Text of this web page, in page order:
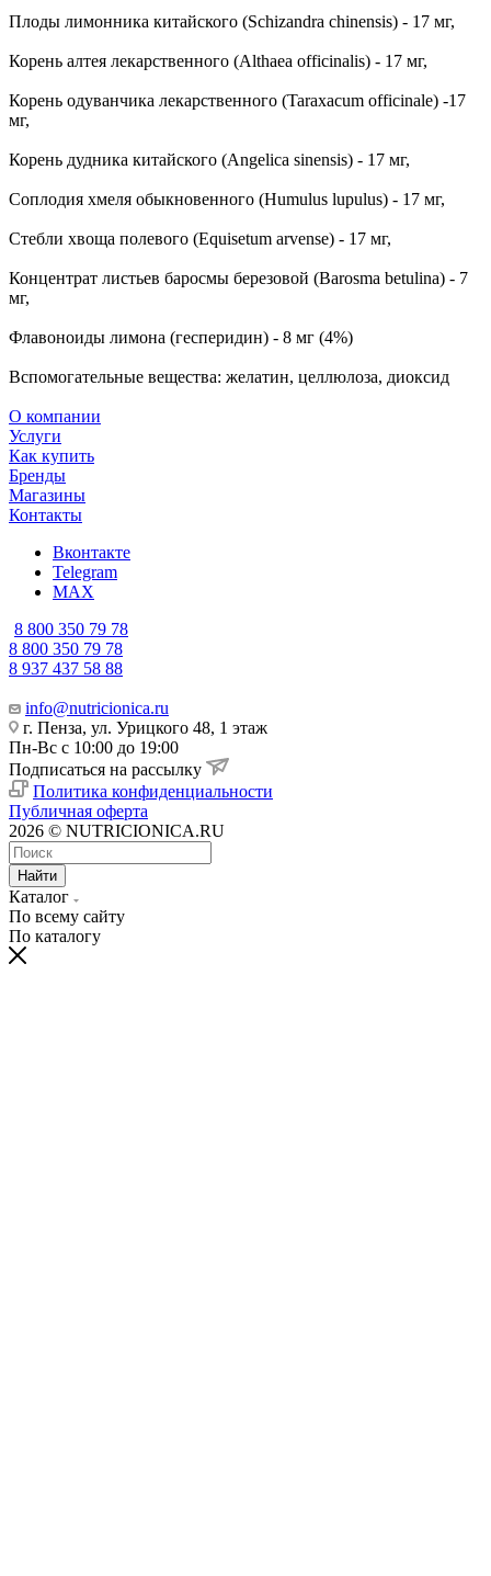
Плоды лимонника китайского (Schizandra chinensis) - 17 мг,
Корень алтея лекарственного (Althaea officinalis) - 17 мг,
Корень одуванчика лекарственного (Taraxacum officinale) -17
мг,
Корень дудника китайского (Angelica sinensis) - 17 мг,
Соплодия хмеля обыкновенного (Humulus lupulus) - 17 мг,
Стебли хвоща полевого (Equisetum arvense) - 17 мг,
Концентрат листьев баросмы березовой (Barosma betulina) - 7
мг,
Флавоноиды лимона (гесперидин) - 8 мг (4%)
Вспомогательные вещества: желатин, целлюлоза, диоксид
О компании
Услуги
Как купить
Бренды
Магазины
Контакты
Вконтакте
Telegram
MAX
8 800 350 79 78
8 800 350 79 78
8 937 437 58 88
info@nutricionica.ru
г. Пенза, ул. Урицкого 48, 1 этаж
Пн-Вс с 10:00 до 19:00
Подписаться на рассылку
Политика конфиденциальности
Публичная оферта
2026 © NUTRICIONICA.RU
Найти
Каталог
По всему сайту
По каталогу